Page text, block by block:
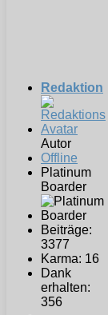
Redaktion
Autor
Offline
Platinum
Boarder
Beiträge:
3377
Karma: 16
Dank
erhalten:
356